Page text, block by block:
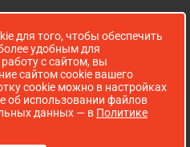
до 16:00
д. 52 А
до 18:00
для того, чтобы обеспечить
удобным для
с сайтом, вы
сайтом cookie вашего
cookie можно в настройках
об использовании файлов
данных — в Политике